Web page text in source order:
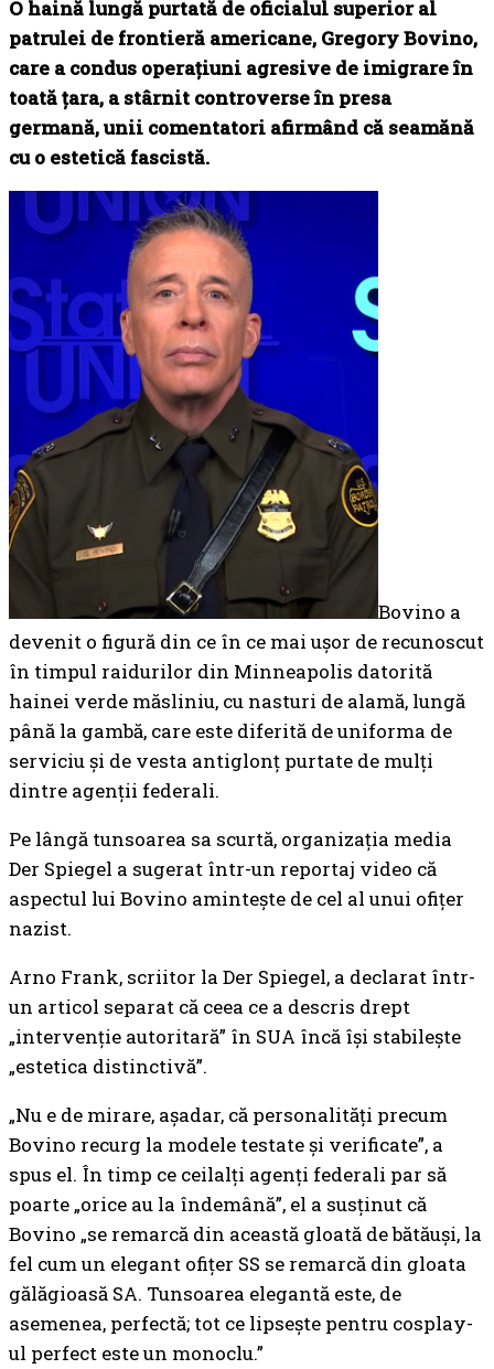
O haină lungă purtată de oficialul superior al
patrulei de frontieră americane, Gregory Bovino,
care a condus operațiuni agresive de imigrare în
toată țara, a stârnit controverse în presa
germană, unii comentatori afirmând că seamănă
cu o estetică fascistă.
Bovino a
devenit o figură din ce în ce mai ușor de recunoscut
în timpul raidurilor din Minneapolis datorită
hainei verde măsliniu, cu nasturi de alamă, lungă
până la gambă, care este diferită de uniforma de
serviciu și de vesta antiglonț purtate de mulți
dintre agenții federali.
Pe lângă tunsoarea sa scurtă, organizația media
Der Spiegel a sugerat într-un reportaj video că
aspectul lui Bovino amintește de cel al unui ofițer
nazist.
Arno Frank, scriitor la Der Spiegel, a declarat într-
un articol separat că ceea ce a descris drept
„intervenție autoritară” în SUA încă își stabilește
„estetica distinctivă”.
„Nu e de mirare, așadar, că personalități precum
Bovino recurg la modele testate și verificate”, a
spus el. În timp ce ceilalți agenți federali par să
poarte „orice au la îndemână”, el a susținut că
Bovino „se remarcă din această gloată de bătăuși, la
fel cum un elegant ofițer SS se remarcă din gloata
gălăgioasă SA. Tunsoarea elegantă este, de
asemenea, perfectă; tot ce lipsește pentru cosplay-
ul perfect este un monoclu.”